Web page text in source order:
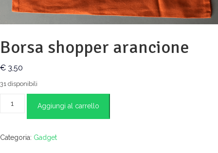
Borsa shopper arancione
€ 3,50
31 disponibili
shopper
arancione
Aggiungi al carrello
Categoria: Gadget